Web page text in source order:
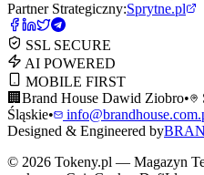
Partner Strategiczny:Sprytne.pl
SSL SECURE
AI POWERED
MOBILE FIRST
🏢 Brand House Dawid Ziobro•
Śląskie•
Designed & Engineered by
© 2026 Tokeny.pl — Magazyn